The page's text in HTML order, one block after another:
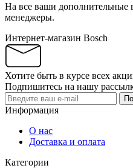
На все ваши дополнительные
менеджеры.
Интернет-магазин Bosch
Хотите быть в курсе всех
Подпишитесь на нашу
Информация
О нас
Доставка и оплата
Категории